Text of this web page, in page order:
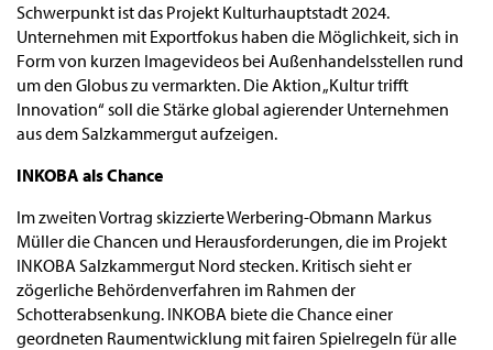
Schwerpunkt ist das Projekt Kulturhauptstadt 2024.
Unternehmen mit Exportfokus haben die Möglichkeit, sich in
Form von kurzen Imagevideos bei Außenhandelsstellen rund
um den Globus zu vermarkten. Die Aktion „Kultur trifft
Innovation“ soll die Stärke global agierender Unternehmen
aus dem Salzkammergut aufzeigen.
INKOBA als Chance
Im zweiten Vortrag skizzierte Werbering-Obmann Markus
Müller die Chancen und Herausforderungen, die im Projekt
INKOBA Salzkammergut Nord stecken. Kritisch sieht er
zögerliche Behördenverfahren im Rahmen der
Schotterabsenkung. INKOBA biete die Chance einer
geordneten Raumentwicklung mit fairen Spielregeln für alle